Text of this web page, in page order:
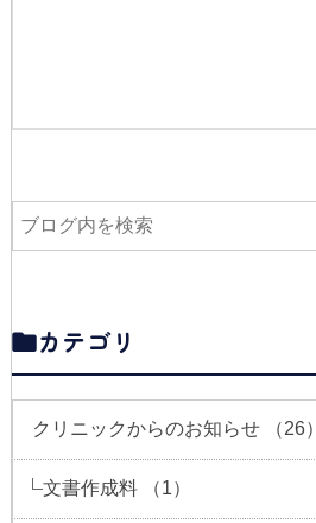
カテゴリ
クリニックからのお知らせ （26）
文書作成料 （1）